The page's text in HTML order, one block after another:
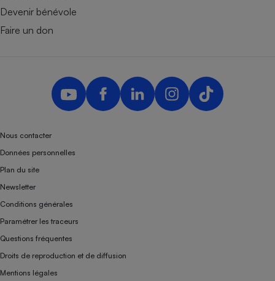
Devenir bénévole
Faire un don
Nous contacter
Données personnelles
Plan du site
Newsletter
Conditions générales
Paramétrer les traceurs
Questions fréquentes
Droits de reproduction et de diffusion
Mentions légales